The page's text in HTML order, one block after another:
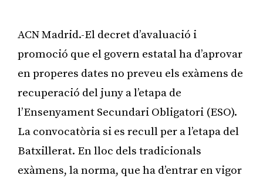
ACN Madrid.-El decret d’avaluació i
promoció que el govern estatal ha d’aprovar
en properes dates no preveu els exàmens de
recuperació del juny a l’etapa de
l’Ensenyament Secundari Obligatori (ESO).
La convocatòria si es recull per a l’etapa del
Batxillerat. En lloc dels tradicionals
exàmens, la norma, que ha d’entrar en vigor